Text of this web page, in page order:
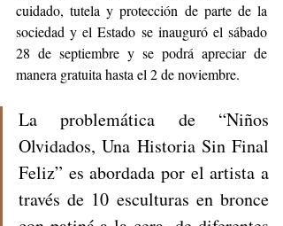
cuidado, tutela y protección de parte de la
sociedad y el Estado se inauguró el sábado
28 de septiembre y se podrá apreciar de
manera gratuita hasta el 2 de noviembre.
La problemática de “Niños
Olvidados, Una Historia Sin Final
Feliz” es abordada por el artista a
través de 10 esculturas en bronce